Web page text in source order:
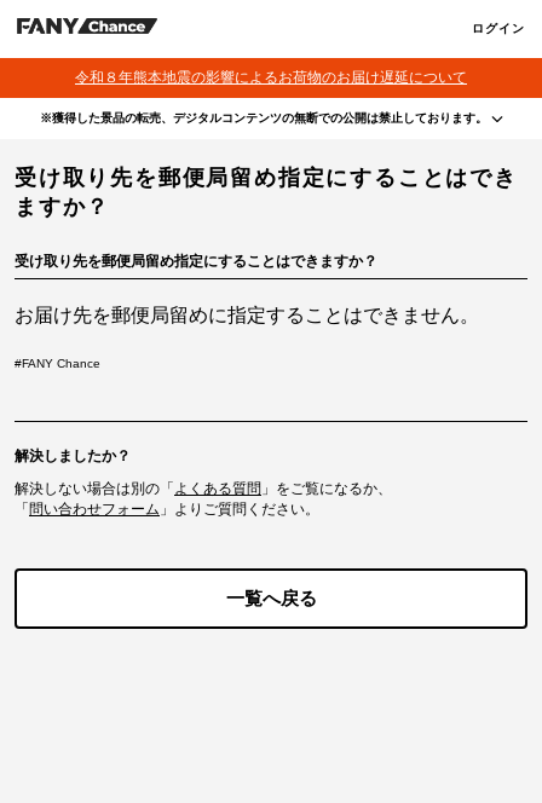
ログイン
令和８年熊本地震の影響によるお荷物のお届け遅延について
※獲得した景品の転売、デジタルコンテンツの無断での公開は禁止しております。
為は禁止しております。
・本サービスで獲得された動画･画像･ボイス等のデジタルコンテンツは、出品者が著作権を有
しております。無断でのSNS等での公開、譲渡、その他著作権を侵害する行為は禁止しており
その他営利目的での転売は禁止しております。
受け取り先を郵便局留め指定にすることはでき
ますか？
受け取り先を郵便局留め指定にすることはできますか？
お届け先を郵便局留めに指定することはできません。
#FANY Chance
解決しましたか？
解決しない場合は別の「 よくある質問 」をご覧になるか、
「 問い合わせフォーム 」よりご質問ください。
一覧へ戻る